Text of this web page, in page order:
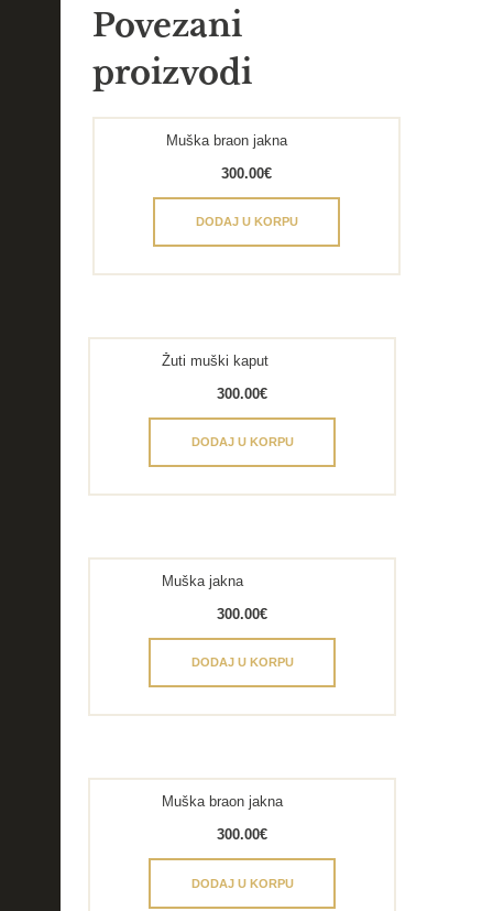
Povezani
proizvodi
Muška braon jakna
300.00€
DODAJ U KORPU
Žuti muški kaput
300.00€
DODAJ U KORPU
Muška jakna
300.00€
DODAJ U KORPU
Muška braon jakna
300.00€
DODAJ U KORPU